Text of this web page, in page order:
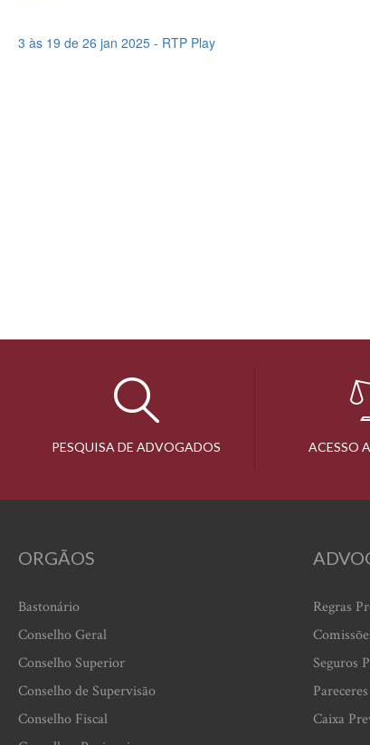
3 às 19 de 26 jan 2025 - RTP Play
PESQUISA DE ADVOGADOS ACESSO
ORGÃOS
Bastonário
Conselho Geral
Conselho Superior
Conselho de Supervisão
Conselho Fiscal
Regras
Seguros
Caixa